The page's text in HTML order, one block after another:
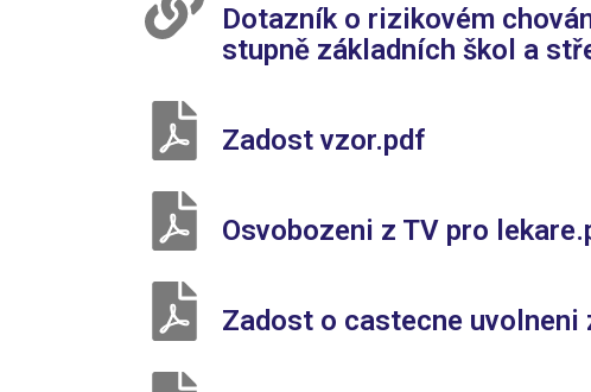
Dotazník o rizikovém
stupně základních škol a
Zadost vzor.pdf
Osvobozeni z TV pro
Zadost o castecne uvolneni